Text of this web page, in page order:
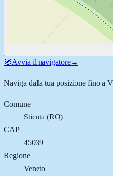
🧭Avvia il navigatore→
Naviga dalla tua posizione fino a
Comune
Stienta (RO)
CAP
45039
Regione
Veneto